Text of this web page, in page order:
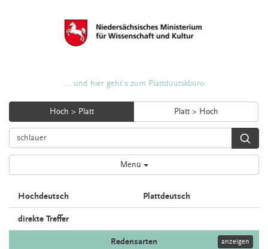
... und hier geht's zum Plattdüütskbüro
Hoch > Platt Platt > Hoch
Menü
Hochdeutsch Plattdeutsch
direkte Treffer
Redensarten anzeigen